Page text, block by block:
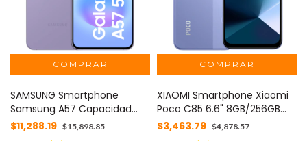
SAMSUNG Smartphone
Samsung A57 Capacidad
8+256GB Color Violeta MOD:
SAM-A57-8+256-VIOLETA
$11,288.19 $15,898.85
XIAOMI Smartphone Xiaomi
Poco C85 6.6" 8GB/256GB
Cámara 50MP/8MP Helio
G81-Ultra Color Purpura MOD:
$3,463.79 $4,878.57